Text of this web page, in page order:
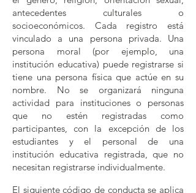
antecedentes culturales o
socioeconómicos. Cada registro está
vinculado a una persona privada. Una
persona moral (por ejemplo, una
institución educativa) puede registrarse si
tiene una persona física que actúe en su
nombre. No se organizará ninguna
actividad para instituciones o personas
que no estén registradas como
participantes, con la excepción de los
estudiantes y el personal de una
institución educativa registrada, que no
necesitan registrarse individualmente.
El siguiente código de conducta se aplica